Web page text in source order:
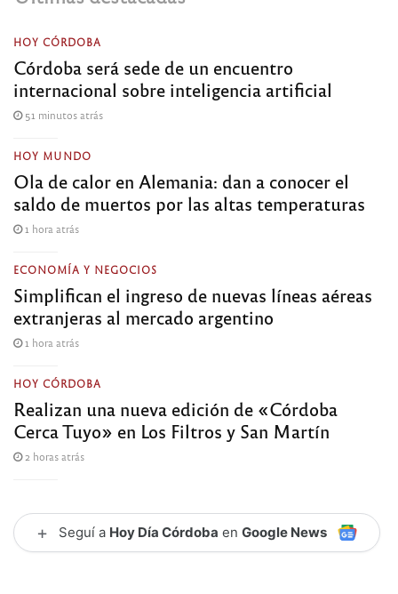
HOY CÓRDOBA
Córdoba será sede de un encuentro
internacional sobre inteligencia artificial
51 minutos atrás
HOY MUNDO
Ola de calor en Alemania: dan a conocer el
saldo de muertos por las altas temperaturas
1 hora atrás
ECONOMÍA Y NEGOCIOS
Simplifican el ingreso de nuevas líneas aéreas
extranjeras al mercado argentino
1 hora atrás
HOY CÓRDOBA
Realizan una nueva edición de «Córdoba
Cerca Tuyo» en Los Filtros y San Martín
2 horas atrás
+ Seguí a Hoy Día Córdoba en Google News